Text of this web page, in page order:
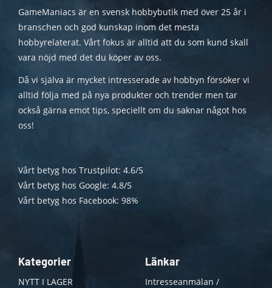
GameManiacs är en svensk hobbybutik med över 25 år i
branschen och god kunskap inom det mesta
hobbyrelaterat. Vårt fokus är alltid att du som kund skall
vara nöjd med det du köper av oss.
Då vi själva är mycket intresserade av hobbyn försöker vi
alltid följa med på nya produkter och trender men tar
också gärna emot tips, speciellt om du saknar något hos
oss!
Vårt betyg hos Trustpilot: 4.6/5
Vårt betyg hos Google: 4.8/5
Vårt betyg hos Facebook: 98%
Kategorier
NYTT I LAGER
Länkar
Intresseanmälan /